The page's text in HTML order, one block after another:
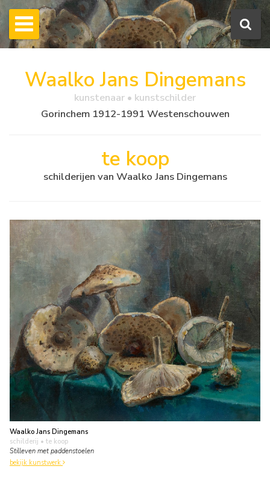
Waalko Jans Dingemans
kunstenaar • kunstschilder
Gorinchem 1912-1991 Westenschouwen
te koop
schilderijen van Waalko Jans Dingemans
Waalko Jans Dingemans
schilderij • te koop
Stilleven met paddenstoelen
bekijk kunstwerk